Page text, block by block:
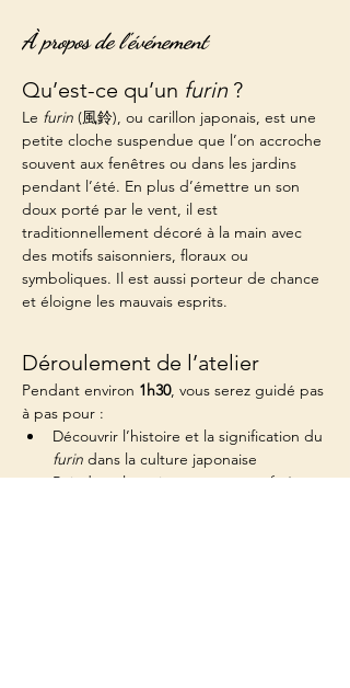
À propos de l'événement
Qu’est-ce qu’un furin ?
Le furin (風鈴), ou carillon japonais, est une
petite cloche suspendue que l’on accroche
souvent aux fenêtres ou dans les jardins
pendant l’été. En plus d’émettre un son
doux porté par le vent, il est
traditionnellement décoré à la main avec
des motifs saisonniers, floraux ou
symboliques. Il est aussi porteur de chance
et éloigne les mauvais esprits.
Déroulement de l’atelier
Pendant environ 1h30, vous serez guidé pas
à pas pour :
Découvrir l’histoire et la signification du
furin dans la culture japonaise
Peindre à la main votre propre furin